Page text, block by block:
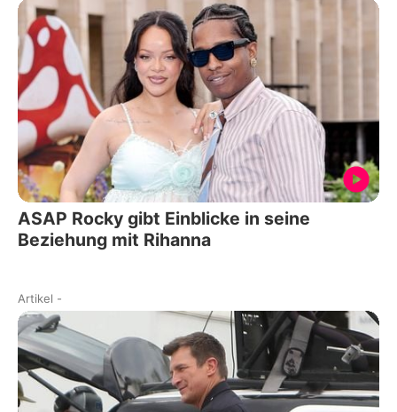
ASAP Rocky gibt Einblicke in seine
Beziehung mit Rihanna
Artikel -